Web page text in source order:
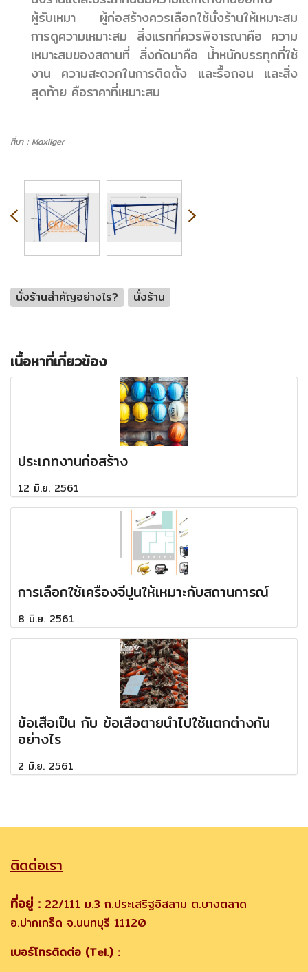
ผู้รับเหมา ผู้ก่อสร้างควรเลือกใช้นั่งร้านให้เหมาะสม
การดูความเหมาะสม สิ่งแรกที่ควรพิจารณาคือ ความ
เหมาะสมของสถานที่ สิ่งถัดมาคือ น้ำหนักบรรทุกที่ใช้
งาน ความสะดวกในการติดตั้ง และรื้อถอน และสิ่ง
สุดท้าย คือราคาที่เหมาะสม
ที่มา : Maxliger
นั่งร้านสำคัญอย่างไร? นั่งร้าน
เนื้อหาที่เกี่ยวข้อง
ประเภทงานก่อสร้าง
12 มิ.ย. 2561
การเลือกใช้เครื่องจี้ปูนให้เหมาะกับสถานการณ์
8 มิ.ย. 2561
ข้อเสือเป็น กับ ข้อเสือตายนำไปใช้แตกต่างกัน
อย่างไร
2 มิ.ย. 2561
ติดต่อเรา
ที่อยู่ : 22/111 ม.3 ถ.ประเสริฐอิสลาม ต.บางตลาด
อ.ปากเกร็ด จ.นนทบุรี 11120
เบอร์โทรติดต่อ (Tel.) :